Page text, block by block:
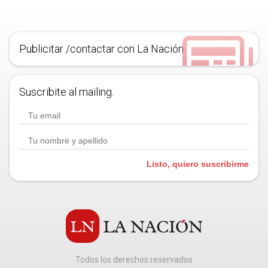
Publicitar /contactar con La Nación
Suscribite al mailing.
Listo, quiero suscribirme
Todos los derechos reservados